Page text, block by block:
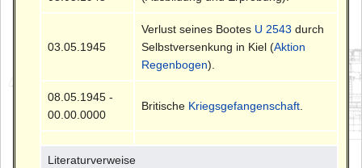
03.05.1945
Verlust seines Bootes U 2543 durch
Selbstversenkung in Kiel (Aktion
Regenbogen).
08.05.1945 -
00.00.0000
Britische Kriegsgefangenschaft
Literaturverweise